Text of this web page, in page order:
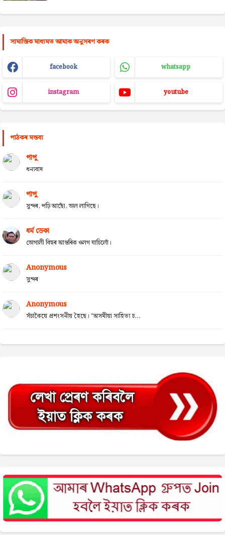
সামাজিক মাধ্যমত আমাক অনুসৰণ কৰক
facebook whatsapp
instagram youtube
পাঠকৰ মন্তব্য
পাপু
ধন্যবাদ
পাপু
সুন্দৰ, পঢ়ি আছোঁ, ভাল লাগিছে।
ধৰ্ম ডেকা
ভোগালী বিহুৰ আন্তৰিক ওলগ যাচিলোঁ।
Anonymous
সুন্দৰ
Anonymous
সঁচাকৈয়ে প্ৰশংসনীয় হৈছে। "অসমীয়া সাহিত্য চ...